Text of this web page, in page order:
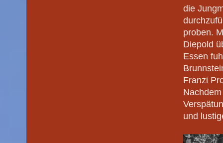
die
proben.
Diepold
Essen
Franzi
und